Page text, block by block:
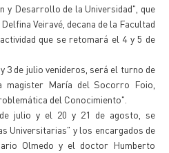
y Desarrollo de la Universidad", que
Veiravé, decana de la Facultad
que se retomará el 4 y 5 de
3 de julio venideros, será el turno de
María del Socorro Foio,
del Conocimiento".
julio y el 20 y 21 de agosto, se
Universitarias" y los encargados de
Olmedo y el doctor Humberto